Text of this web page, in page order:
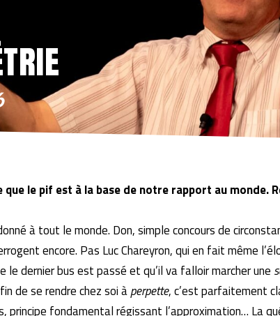
le pif est à la base de notre rapport au monde.
à tout le monde. Don, simple concours de
encore. Pas Luc Chareyron, qui en fait même
le dernier bus est passé et qu’il va falloir marcher une
de se rendre chez soi àperpette, c’est parfaitement
principe fondamental régissant l’approximation… La